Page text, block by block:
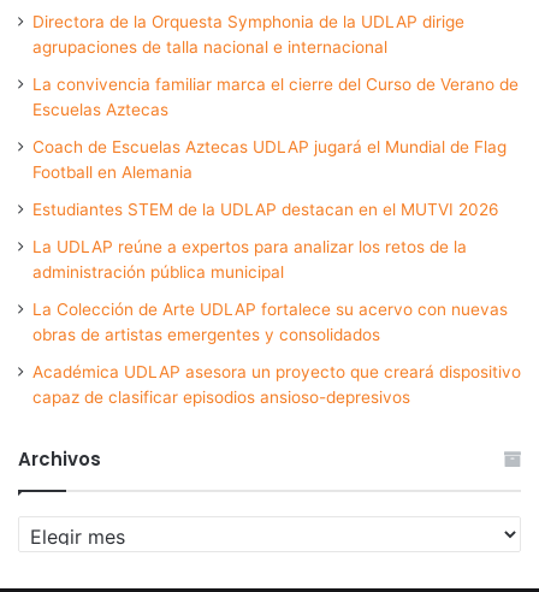
Directora de la Orquesta Symphonia de la UDLAP dirige
agrupaciones de talla nacional e internacional
La convivencia familiar marca el cierre del Curso de Verano de
Escuelas Aztecas
Coach de Escuelas Aztecas UDLAP jugará el Mundial de Flag
Football en Alemania
Estudiantes STEM de la UDLAP destacan en el MUTVI 2026
La UDLAP reúne a expertos para analizar los retos de la
administración pública municipal
La Colección de Arte UDLAP fortalece su acervo con nuevas
obras de artistas emergentes y consolidados
Académica UDLAP asesora un proyecto que creará dispositivo
capaz de clasificar episodios ansioso-depresivos
Archivos
Archivos